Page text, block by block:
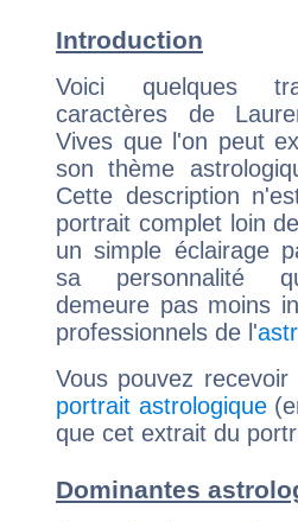
Introduction
Voici quelques
caractères de
Vives que l'on peut
son thème
Cette description
portrait complet loin
un simple éclairage
sa personnalité
demeure pas moins
professionnels de l'
Vous pouvez
portrait astrologique
que cet extrait du
Dominantes